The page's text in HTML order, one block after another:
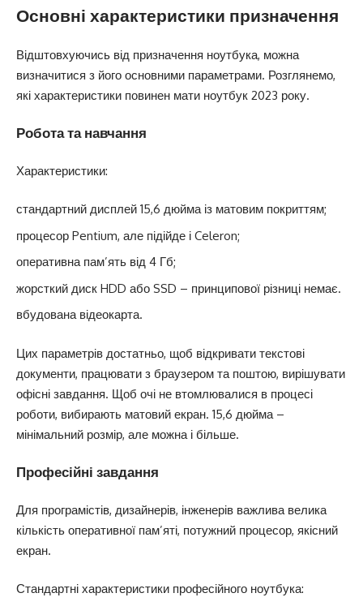
Основні характеристики призначення
Відштовхуючись від призначення ноутбука, можна
визначитися з його основними параметрами. Розглянемо,
які характеристики повинен мати ноутбук 2023 року.
Робота та навчання
Характеристики:
стандартний дисплей 15,6 дюйма із матовим покриттям;
процесор Pentium, але підійде і Celeron;
оперативна пам’ять від 4 Гб;
жорсткий диск HDD або SSD – принципової різниці немає.
вбудована відеокарта.
Цих параметрів достатньо, щоб відкривати текстові
документи, працювати з браузером та поштою, вирішувати
офісні завдання. Щоб очі не втомлювалися в процесі
роботи, вибирають матовий екран. 15,6 дюйма –
мінімальний розмір, але можна і більше.
Професійні завдання
Для програмістів, дизайнерів, інженерів важлива велика
кількість оперативної пам’яті, потужний процесор, якісний
екран.
Стандартні характеристики професійного ноутбука: